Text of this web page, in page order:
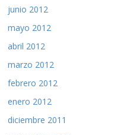
junio 2012
mayo 2012
abril 2012
marzo 2012
febrero 2012
enero 2012
diciembre 2011